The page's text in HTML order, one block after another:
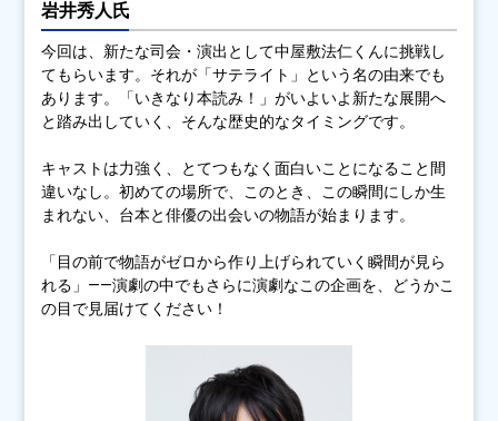
岩井秀人氏
今回は、新たな司会・演出として中屋敷法仁くんに挑戦し
てもらいます。それが「サテライト」という名の由来でも
あります。「いきなり本読み！」がいよいよ新たな展開へ
と踏み出していく、そんな歴史的なタイミングです。
キャストは力強く、とてつもなく面白いことになること間
違いなし。初めての場所で、このとき、この瞬間にしか生
まれない、台本と俳優の出会いの物語が始まります。
「目の前で物語がゼロから作り上げられていく瞬間が見ら
れる」——演劇の中でもさらに演劇なこの企画を、どうかこ
の目で見届けてください！